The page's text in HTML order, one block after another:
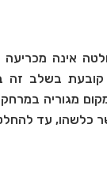
אינה מכריעה
קובעת בשלב זה
כלשהו, עד